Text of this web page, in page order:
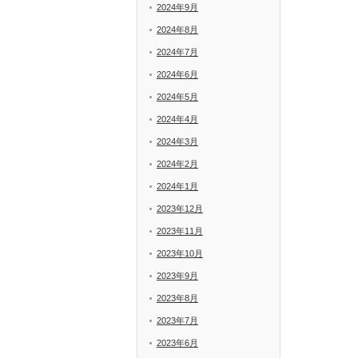
2024年9月
2024年8月
2024年7月
2024年6月
2024年5月
2024年4月
2024年3月
2024年2月
2024年1月
2023年12月
2023年11月
2023年10月
2023年9月
2023年8月
2023年7月
2023年6月